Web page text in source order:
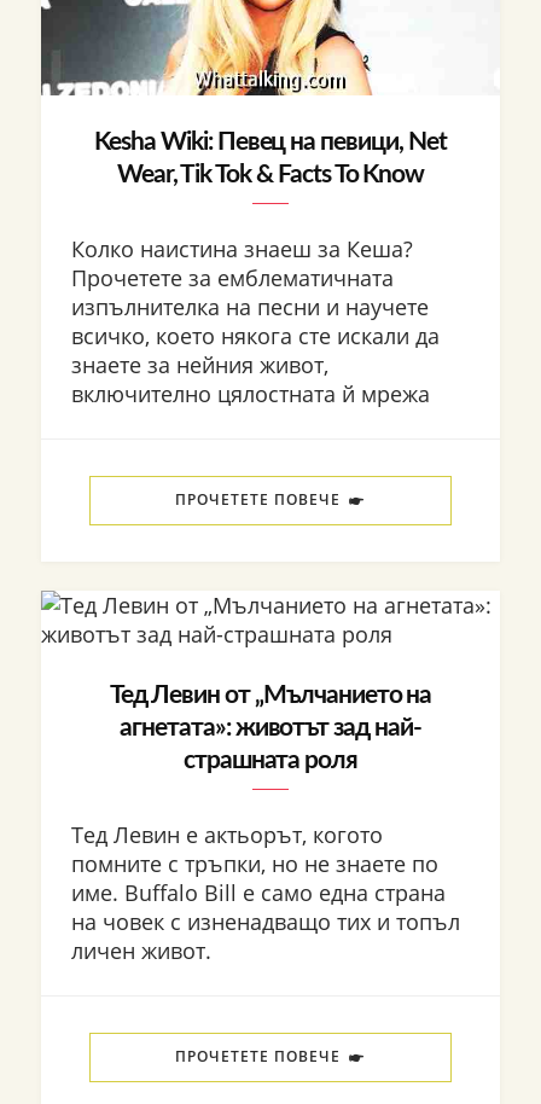
Kesha Wiki: Певец на певици, Net
Wear, Tik Tok & Facts To Know
Колко наистина знаеш за Кеша?
Прочетете за емблематичната
изпълнителка на песни и научете
всичко, което някога сте искали да
знаете за нейния живот,
включително цялостната й мрежа
ПРОЧЕТЕТЕ ПОВЕЧЕ
Тед Левин от „Мълчанието на
агнетата»: животът зад най-
страшната роля
Тед Левин е актьорът, когото
помните с тръпки, но не знаете по
име. Buffalo Bill е само една страна
на човек с изненадващо тих и топъл
личен живот.
ПРОЧЕТЕТЕ ПОВЕЧЕ